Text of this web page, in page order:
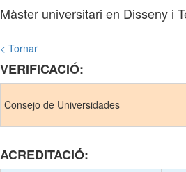
Màster universitari en Disseny i
< Tornar
VERIFICACIÓ:
Consejo de Universidades
ACREDITACIÓ: